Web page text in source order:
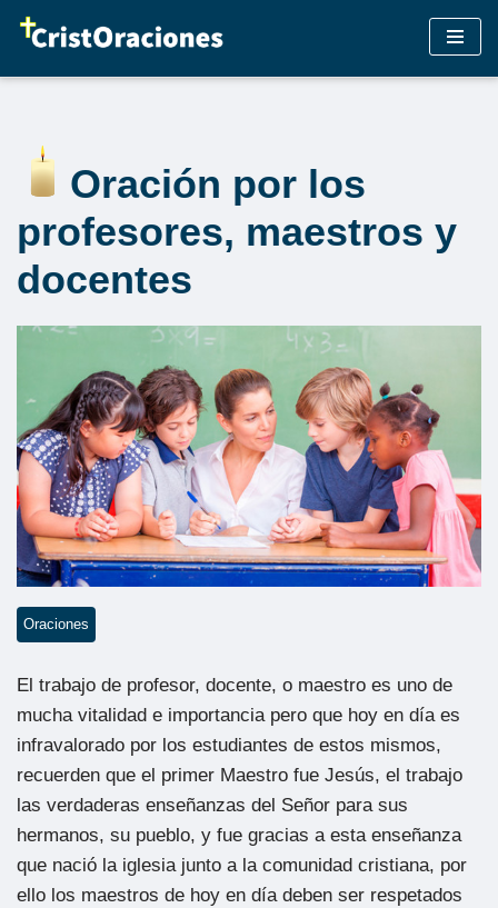
Oración por los
profesores, maestros y
docentes
Oraciones
El trabajo de profesor, docente, o maestro es uno de
mucha vitalidad e importancia pero que hoy en día es
infravalorado por los estudiantes de estos mismos,
recuerden que el primer Maestro fue Jesús, el trabajo
las verdaderas enseñanzas del Señor para sus
hermanos, su pueblo, y fue gracias a esta enseñanza
que nació la iglesia junto a la comunidad cristiana, por
ello los maestros de hoy en día deben ser respetados